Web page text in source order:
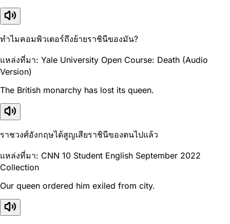
ทำไมคอมพิวเตอร์ถึงย้ายราชินีของมัน?
แหล่งที่มา: Yale University Open Course: Death (Audio
Version)
The British monarchy has lost its queen.
ราชวงศ์อังกฤษได้สูญเสียราชินีของตนไปแล้ว
แหล่งที่มา: CNN 10 Student English September 2022
Collection
Our queen ordered him exiled from city.